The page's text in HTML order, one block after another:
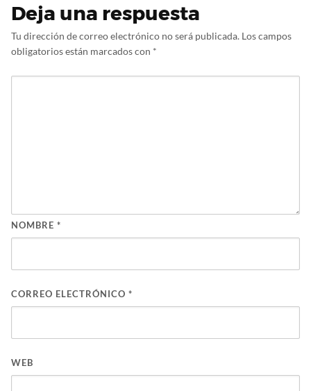
Deja una respuesta
Tu dirección de correo electrónico no será publicada. Los campos
obligatorios están marcados con *
NOMBRE *
CORREO ELECTRÓNICO *
WEB